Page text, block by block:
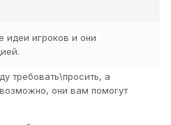
идеи игроков и они
требовать\просить, а
они вам помогут